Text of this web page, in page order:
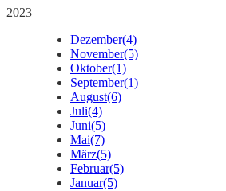
2023
Dezember(4)
November(5)
Oktober(1)
September(1)
August(6)
Juli(4)
Juni(5)
Mai(7)
März(5)
Februar(5)
Januar(5)